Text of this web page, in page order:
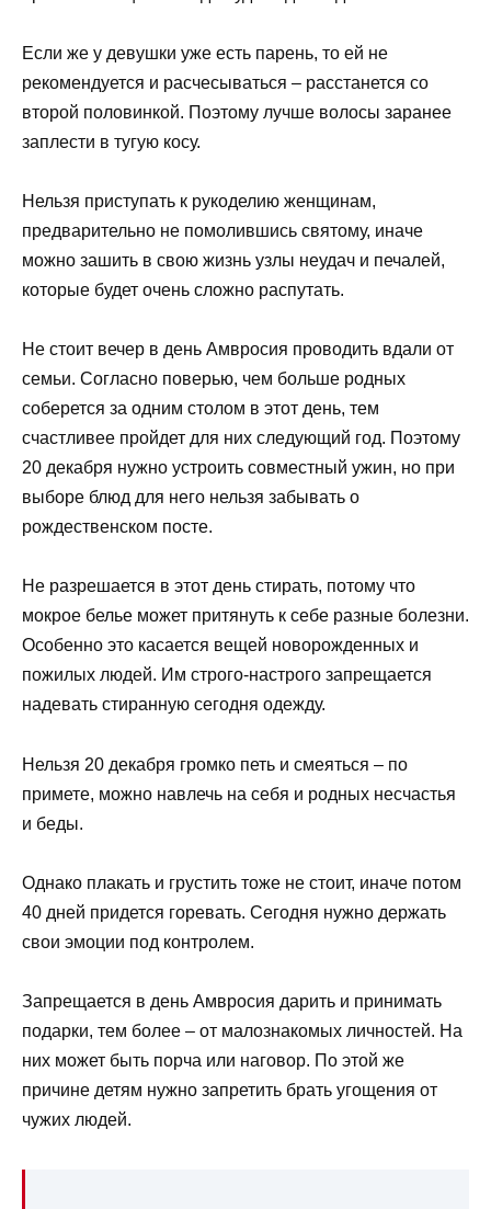
Если же у девушки уже есть парень, то ей не
рекомендуется и расчесываться – расстанется со
второй половинкой. Поэтому лучше волосы заранее
заплести в тугую косу.
Нельзя приступать к рукоделию женщинам,
предварительно не помолившись святому, иначе
можно зашить в свою жизнь узлы неудач и печалей,
которые будет очень сложно распутать.
Не стоит вечер в день Амвросия проводить вдали от
семьи. Согласно поверью, чем больше родных
соберется за одним столом в этот день, тем
счастливее пройдет для них следующий год. Поэтому
20 декабря нужно устроить совместный ужин, но при
выборе блюд для него нельзя забывать о
рождественском посте.
Не разрешается в этот день стирать, потому что
мокрое белье может притянуть к себе разные болезни.
Особенно это касается вещей новорожденных и
пожилых людей. Им строго-настрого запрещается
надевать стиранную сегодня одежду.
Нельзя 20 декабря громко петь и смеяться – по
примете, можно навлечь на себя и родных несчастья
и беды.
Однако плакать и грустить тоже не стоит, иначе потом
40 дней придется горевать. Сегодня нужно держать
свои эмоции под контролем.
Запрещается в день Амвросия дарить и принимать
подарки, тем более – от малознакомых личностей. На
них может быть порча или наговор. По этой же
причине детям нужно запретить брать угощения от
чужих людей.